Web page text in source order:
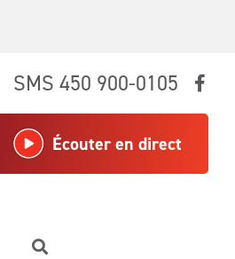
SMS 450 900-0105
Écouter en direct